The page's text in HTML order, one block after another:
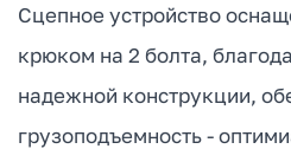
Сцепное устройство
крюком на 2 болта,
надежной конструкции,
грузоподъемность -